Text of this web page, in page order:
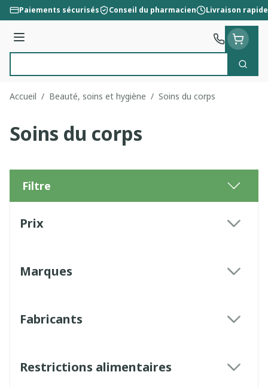
Aller au contenu
Paiements sécurisés Conseil du pharmacien Livraison rapide
Menu
Accueil / Beauté, soins et hygiène / Soins du corps
Soins du corps
Filtre
Prix
Marques
Fabricants
Restrictions alimentaires